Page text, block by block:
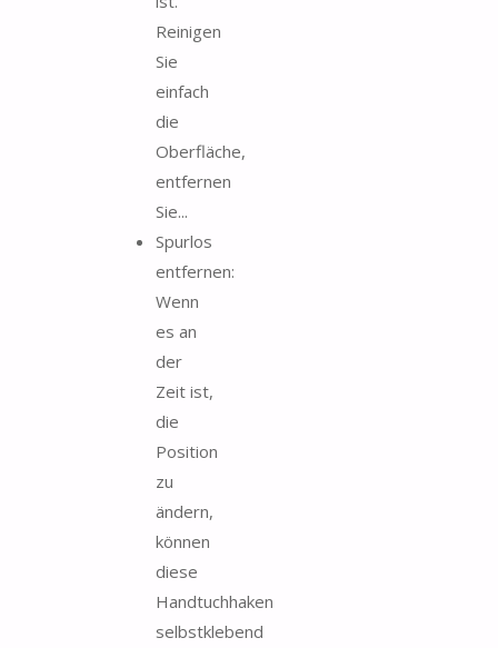
Reinigen
Sie
einfach
die
Oberfläche,
entfernen
Sie...
Spurlos
entfernen:
Wenn
es an
der
Zeit ist,
die
Position
zu
ändern,
können
diese
Handtuchhaken
selbstklebend